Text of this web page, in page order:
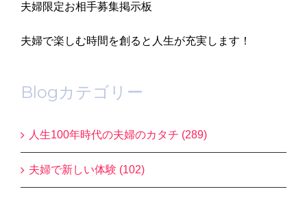
夫婦限定お相手募集掲示板
夫婦で楽しむ時間を創ると人生が充実します！
Blogカテゴリー
人生100年時代の夫婦のカタチ (289)
夫婦で新しい体験 (102)